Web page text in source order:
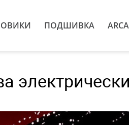
ПОДШИВКА